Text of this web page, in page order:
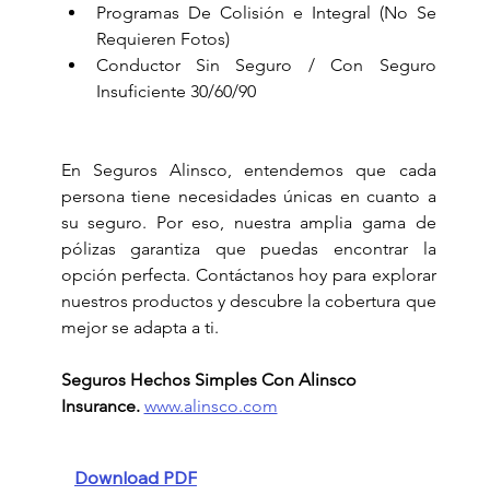
Programas De Colisión e Integral (No Se
Requieren Fotos)
Conductor Sin Seguro / Con Seguro
Insuficiente 30/60/90
En Seguros Alinsco, entendemos que cada
persona tiene necesidades únicas en cuanto a
su seguro. Por eso, nuestra amplia gama de
pólizas garantiza que puedas encontrar la
opción perfecta. Contáctanos hoy para explorar
nuestros productos y descubre la cobertura que
mejor se adapta a ti.
Seguros Hechos Simples Con Alinsco
Insurance. www.alinsco.com
Download PDF